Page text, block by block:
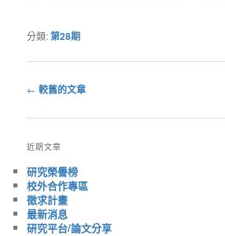
分類:第28期
章
導
覽
← 較舊的文章
近期文章
研究榮譽榜
校外合作專區
徵求計畫
最新消息
研究平台/論文分享